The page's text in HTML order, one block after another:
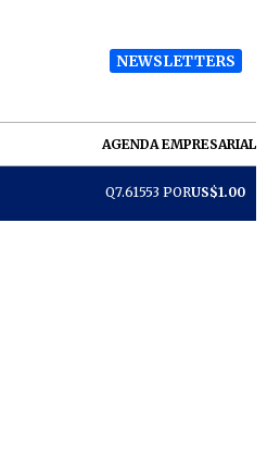
NEWSLETTERS
AGENDA EMPRESARIAL
Q7.61553 PORUS$1.00